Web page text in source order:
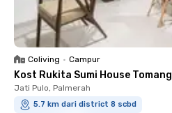
Coliving • Campur
Kost Rukita Sumi House Tomang
Jati Pulo, Palmerah
5.7 km dari district 8 scbd